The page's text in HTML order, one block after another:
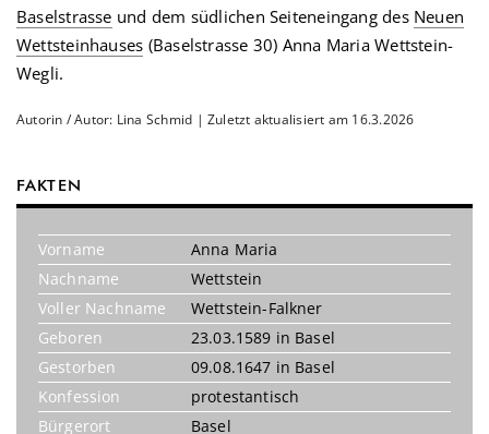
Baselstrasse und dem südlichen Seiteneingang des Neuen
Wettsteinhauses (Baselstrasse 30) Anna Maria Wettstein-
Wegli.
Autorin / Autor: Lina Schmid | Zuletzt aktualisiert am 16.3.2026
FAKTEN
Vorname
Anna Maria
Nachname
Wettstein
Voller Nachname
Wettstein-Falkner
Geboren
23.03.1589 in Basel
Gestorben
09.08.1647 in Basel
Konfession
protestantisch
Bürgerort
Basel